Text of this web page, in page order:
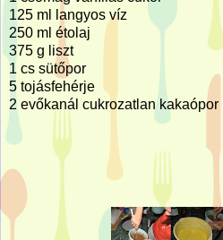
125 ml langyos víz
250 ml étolaj
375 g liszt
1 cs sütőpor
5 tojásfehérje
2 evőkanál cukrozatlan kakaópor